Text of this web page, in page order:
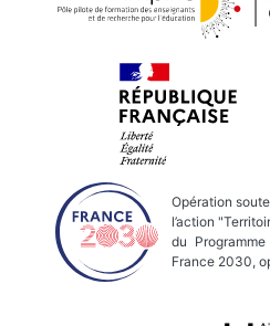
Opération
l’action
du
France 2030,